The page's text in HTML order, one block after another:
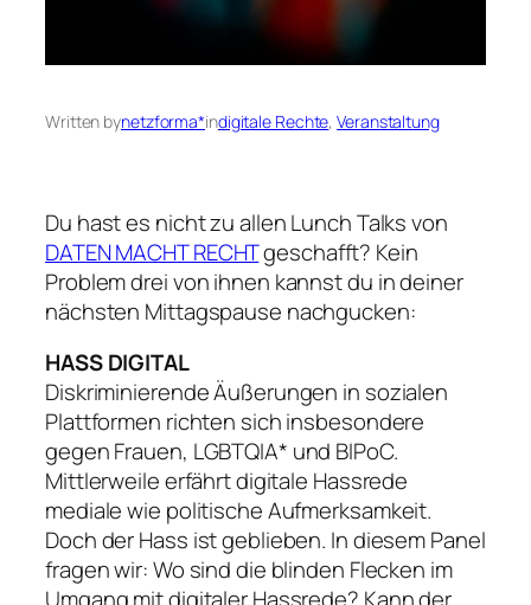
Written bynetzforma*indigitale Rechte, Veranstaltung
Du hast es nicht zu allen Lunch Talks von
DATEN MACHT RECHTgeschafft? Kein
Problem drei von ihnen kannst du in deiner
nächsten Mittagspause nachgucken:
HASS DIGITAL
Diskriminierende Äußerungen in sozialen
Plattformen richten sich insbesondere
gegen Frauen, LGBTQIA* und BIPoC.
Mittlerweile erfährt digitale Hassrede
mediale wie politische Aufmerksamkeit.
Doch der Hass ist geblieben. In diesem Panel
fragen wir: Wo sind die blinden Flecken im